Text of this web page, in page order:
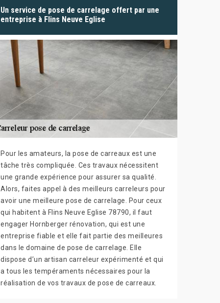
Un service de pose de carrelage offert par une
entreprise à Flins Neuve Eglise
Pour les amateurs, la pose de carreaux est une
tâche très compliquée. Ces travaux nécessitent
une grande expérience pour assurer sa qualité.
Alors, faites appel à des meilleurs carreleurs pour
avoir une meilleure pose de carrelage. Pour ceux
qui habitent à Flins Neuve Eglise 78790, il faut
engager Hornberger rénovation, qui est une
entreprise fiable et elle fait partie des meilleures
dans le domaine de pose de carrelage. Elle
dispose d’un artisan carreleur expérimenté et qui
a tous les tempéraments nécessaires pour la
réalisation de vos travaux de pose de carreaux.